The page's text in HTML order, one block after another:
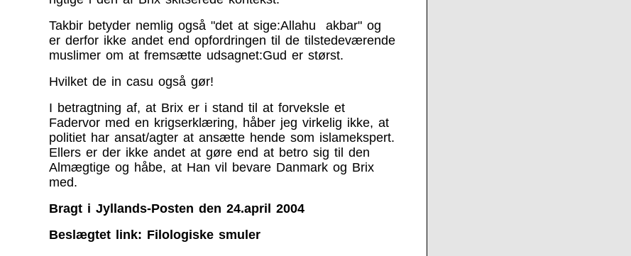
Takbir betyder nemlig også "det at sige:Allahu akbar" og
er derfor ikke andet end opfordringen til de tilstedeværende
muslimer om at fremsætte udsagnet:Gud er størst.
Hvilket de in casu også gør!
I betragtning af, at Brix er i stand til at forveksle et
Fadervor med en krigserklæring, håber jeg virkelig ikke, at
politiet har ansat/agter at ansætte hende som islamekspert.
Ellers er der ikke andet at gøre end at betro sig til den
Almægtige og håbe, at Han vil bevare Danmark og Brix
med.
Bragt i Jyllands-Posten den 24.april 2004
Beslægtet link: Filologiske smuler